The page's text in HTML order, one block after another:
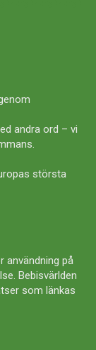
andra ord – vi
största
användning på
Bebisvärlden
som länkas